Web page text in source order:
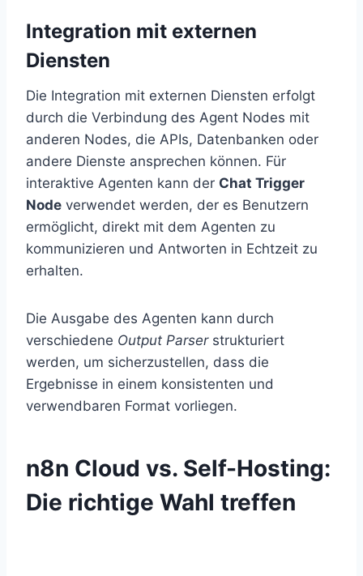
Integration mit externen
Diensten
Die Integration mit externen Diensten erfolgt
durch die Verbindung des Agent Nodes mit
anderen Nodes, die APIs, Datenbanken oder
andere Dienste ansprechen können. Für
interaktive Agenten kann der Chat Trigger
Node verwendet werden, der es Benutzern
ermöglicht, direkt mit dem Agenten zu
kommunizieren und Antworten in Echtzeit zu
erhalten.
Die Ausgabe des Agenten kann durch
verschiedene Output Parserstrukturiert
werden, um sicherzustellen, dass die
Ergebnisse in einem konsistenten und
verwendbaren Format vorliegen.
n8n Cloud vs. Self-Hosting:
Die richtige Wahl treffen